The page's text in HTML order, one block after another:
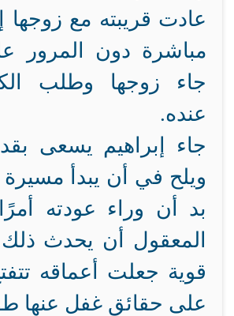
عادت قريبته مع زوجها
مباشرة دون المرور
جاء زوجها وطلب
عنده.
جاء إبراهيم يسعى
ويلح في أن يبدأ مسيرة
بد أن وراء عودته
المعقول أن يحدث ذلك
قوية جعلت أعماقه
على حقائق غفل عنها